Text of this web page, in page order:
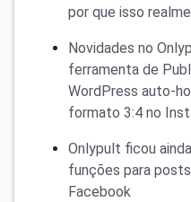
por que isso
Novidades no
ferramenta de
WordPress auto-
formato 3:4 no
Onlypult ficou
funções para
Facebook